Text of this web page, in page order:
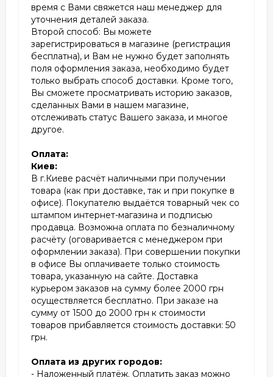
время с Вами свяжется наш менеджер для
уточнения деталей заказа.
Второй способ: Вы можете
зарегистрироваться в магазине (регистрация
бесплатна), и Вам не нужно будет заполнять
поля оформления заказа, необходимо будет
только выбрать способ доставки. Кроме того,
Вы сможете просматривать историю заказов,
сделанных Вами в нашем магазине,
отслеживать статус Вашего заказа, и многое
другое.
Оплата:
Киев:
В г.Киеве расчёт наличными при получении
товара (как при доставке, так и при покупке в
офисе). Покупателю выдаётся товарный чек со
штампом интернет-магазина и подписью
продавца. Возможна оплата по безналичному
расчёту (оговаривается с менеджером при
оформлении заказа). При совершении покупки
в офисе Вы оплачиваете только стоимость
товара, указанную на сайте. Доставка
курьером заказов на сумму более 2000 грн
осуществляется бесплатно. При заказе на
сумму от 1500 до 2000 грн к стоимости
товаров прибавляется стоимость доставки: 50
грн.
Оплата из других городов:
- Наложенный платёж. Оплатить заказ можно